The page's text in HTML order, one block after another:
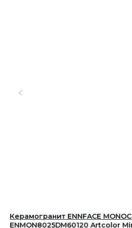
Керамогранит ENNFACE
ENMON8025DM60120 Artcolor